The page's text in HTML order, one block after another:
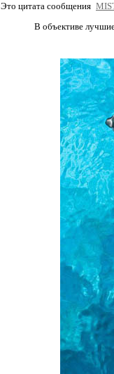
Это цитата сообщения
В объективе